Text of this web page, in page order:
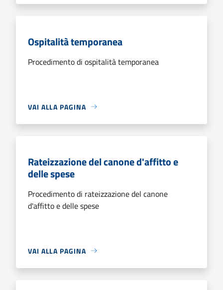
Ospitalità temporanea
Procedimento di ospitalità temporanea
VAI ALLA PAGINA
Rateizzazione del canone d'affitto e
delle spese
Procedimento di rateizzazione del canone
d'affitto e delle spese
VAI ALLA PAGINA